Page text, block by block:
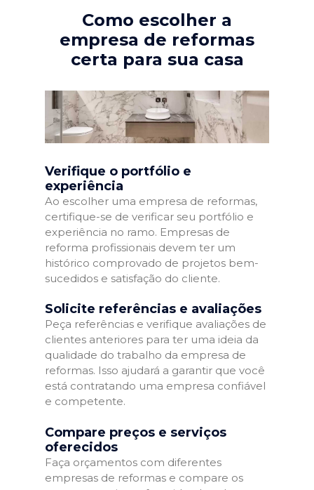
Como escolher a
empresa de reformas
certa para sua casa
Verifique o portfólio e
experiência
Ao escolher uma empresa de reformas,
certifique-se de verificar seu portfólio e
experiência no ramo. Empresas de
reforma profissionais devem ter um
histórico comprovado de projetos bem-
sucedidos e satisfação do cliente.
Solicite referências e avaliações
Peça referências e verifique avaliações de
clientes anteriores para ter uma ideia da
qualidade do trabalho da empresa de
reformas. Isso ajudará a garantir que você
está contratando uma empresa confiável
e competente.
Compare preços e serviços
oferecidos
Faça orçamentos com diferentes
empresas de reformas e compare os